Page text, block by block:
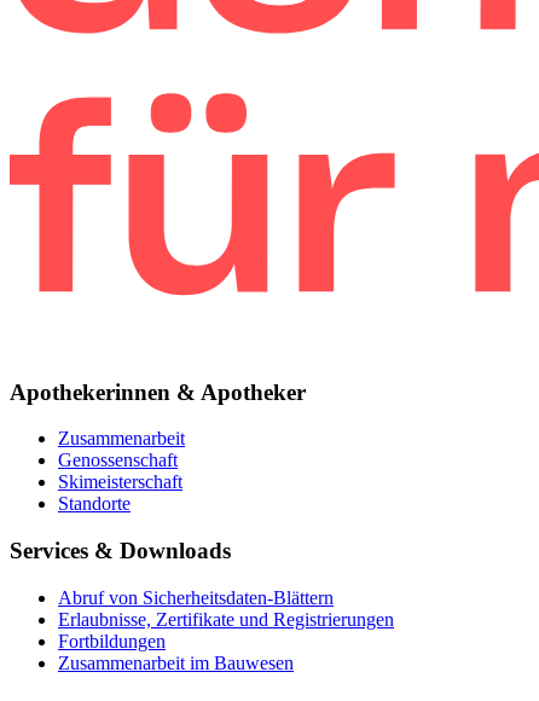
Apothekerinnen & Apotheker
Zusammenarbeit
Genossenschaft
Skimeisterschaft
Standorte
Services & Downloads
Abruf von Sicherheitsdaten-Blättern
Erlaubnisse, Zertifikate und Registrierungen
Fortbildungen
Zusammenarbeit im Bauwesen